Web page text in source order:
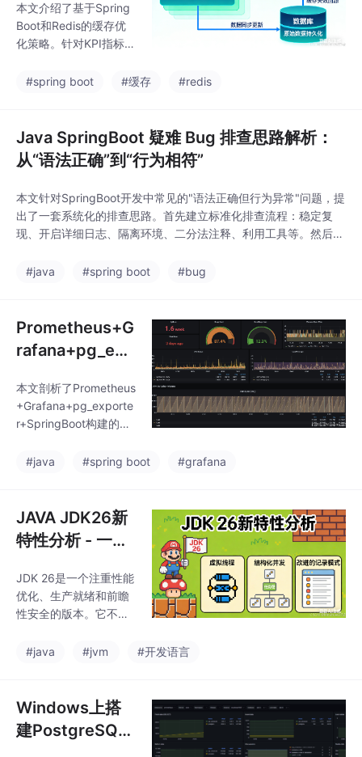
回的LazyMap不支持序
列化的问题，适用于不
同场景需求。
表/表格查询的缓
存优化方案
本文介绍了基于Spring
Boot和Redis的缓存优
化策略。针对KPI指标、
种典型场景，分别设计
存时效策略。详细说明
了SpringBoot集成Redi
s的配置方法，包括依赖
设置和缓存管理器实
现。重点阐述了三种数
据查询场景的缓存实
+失效策略，图表数据
#spring boot #缓存 #redis
Java SpringBoot 疑难 Bug 排查思路解析：
从“语法正确”到“行为相符”
本文针对SpringBoot开发中常见的"语法正确但行为异常"问题，提
出了一套系统化的排查思路。首先建立标准化排查流程：稳定复
现、开启详细日志、隔离环境、二分法注释、利用工具等。然后重
生命周期问题（依赖注入/初始化异常）和配置加载问题（属性绑
#java #spring boot #bug
Prometheus+G
rafana+pg_exp
oot 监控体系：
能力边界深度解
本文剖析了Prometheus
+Grafana+pg_exporte
r+SpringBoot构建的开
采集、存储、可视化和
M状态和PostgreSQL数
据库指标，具有灵活扩
展、丰富可视化等优
颈、数据库故障时数据
缺失、安全风险等局限
性。文章对比了商业AP
署、安全加固、可视化
#java #spring boot #grafana
JAVA JDK26新
特性分析 - 一个
生产就绪和前瞻
性安全的版本
JDK 26是一个注重性能
优化、生产就绪和前瞻
性安全的版本。它不像J
里程碑式的语言变革，
代更具竞争力。建议开
发团队尽快在测试环境
中评估JDK 26，特别是
#java #jvm #开发语言
Windows上搭
建PostgreSQL